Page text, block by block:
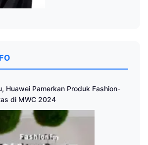
Huawei Pamerkan Produk Fashion-
di MWC 2024